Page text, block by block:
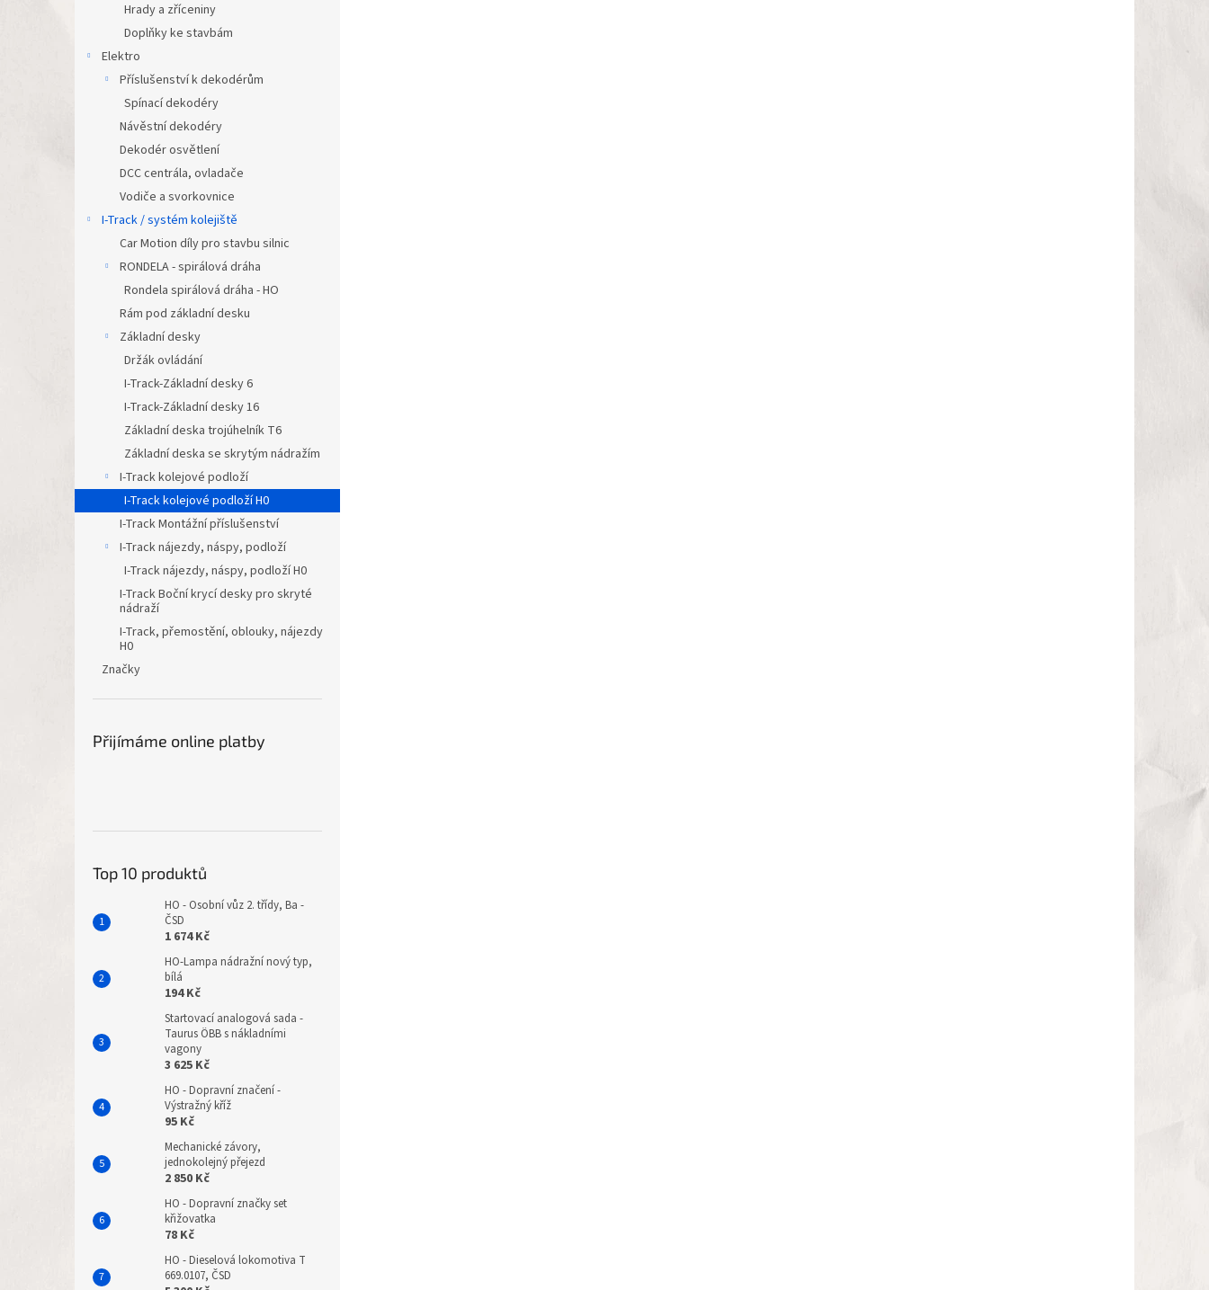
Hrady a zříceniny
Doplňky ke stavbám
Elektro
Příslušenství k dekodérům
Spínací dekodéry
Návěstní dekodéry
Dekodér osvětlení
DCC centrála, ovladače
Vodiče a svorkovnice
I-Track / systém kolejiště
Car Motion díly pro stavbu silnic
RONDELA - spirálová dráha
Rondela spirálová dráha - HO
Rám pod základní desku
Základní desky
Držák ovládání
I-Track-Základní desky 6
I-Track-Základní desky 16
Základní deska trojúhelník T6
Základní deska se skrytým nádražím
I-Track kolejové podloží
I-Track kolejové podloží H0
I-Track Montážní příslušenství
I-Track nájezdy, náspy, podloží
I-Track nájezdy, náspy, podloží H0
I-Track Boční krycí desky pro skryté
nádraží
I-Track, přemostění, oblouky, nájezdy
H0
Značky
Přijímáme online platby
Top 10 produktů
HO - Osobní vůz 2. třídy, Ba -
ČSD
1 674 Kč
HO-Lampa nádražní nový typ,
bílá
194 Kč
Startovací analogová sada -
Taurus ÖBB s nákladními
vagony
3 625 Kč
HO - Dopravní značení -
Výstražný kříž
95 Kč
Mechanické závory,
jednokolejný přejezd
2 850 Kč
HO - Dopravní značky set
křižovatka
78 Kč
HO - Dieselová lokomotiva T
669.0107, ČSD